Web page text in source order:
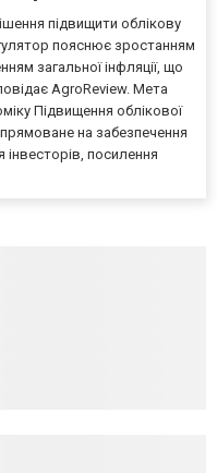
підвищити облікову
пояснює зростанням
загальної інфляції, що
AgroReview. Мета
Підвищення облікової
на забезпечення
інвесторів, посилення